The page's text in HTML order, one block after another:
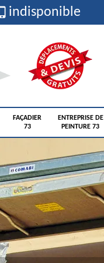
indisponible
FAÇADIER
73
ENTREPRISE DE
PEINTURE 73